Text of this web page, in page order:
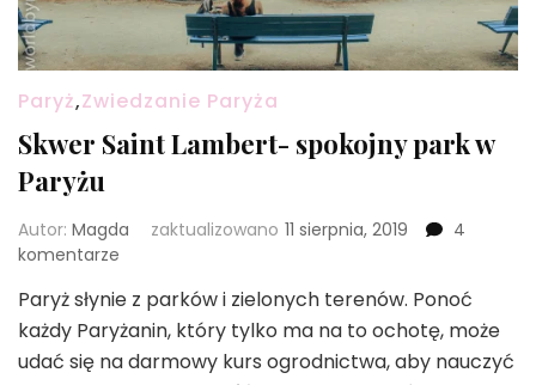
Paryż,Zwiedzanie Paryża
Skwer Saint Lambert- spokojny park w
Paryżu
Autor: Magda zaktualizowano 11 sierpnia, 2019
4
komentarze
Saint
Lambert-
spokojny
Paryż słynie z parków i zielonych terenów. Ponoć
każdy Paryżanin, który tylko ma na to ochotę, może
udać się na darmowy kurs ogrodnictwa, aby nauczyć